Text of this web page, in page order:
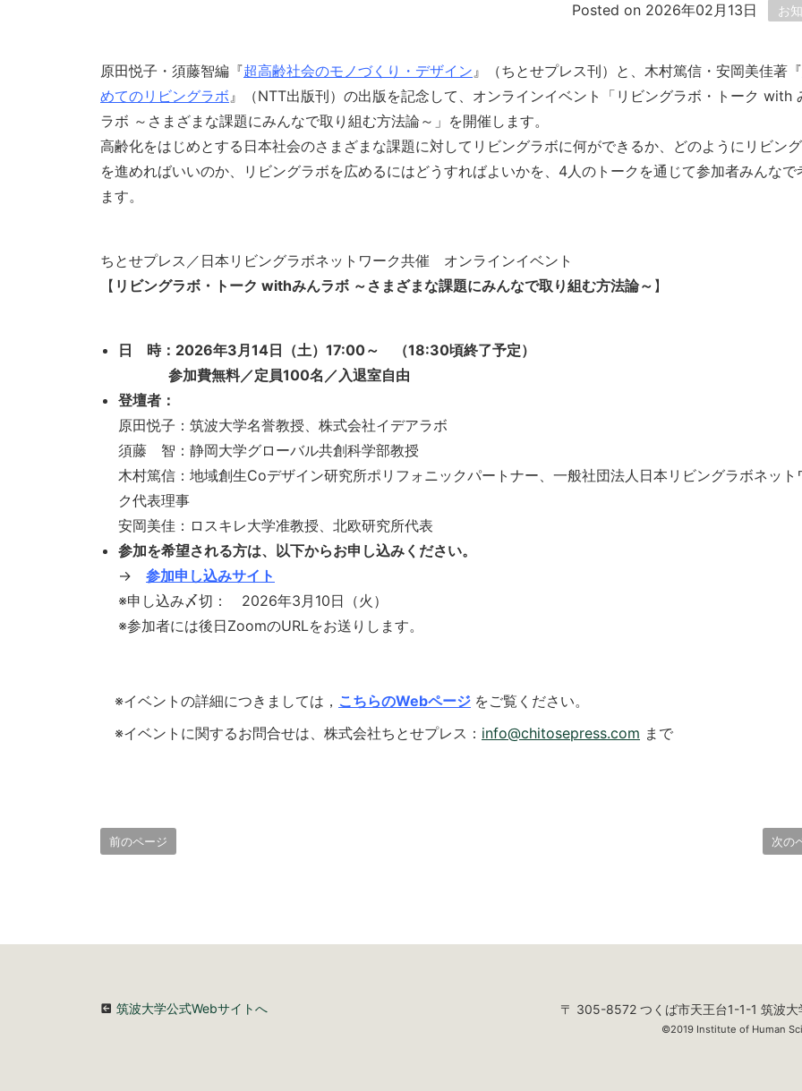
Posted on 2026年02月13日 お
原田悦子・須藤智編『超高齢社会のモノづくり・デザイン』（ちとせプレス刊）と、木村篤信・安岡美佳著『
めてのリビングラボ』（NTT出版刊）の出版を記念して、オンラインイベント「リビングラボ・トーク with
ラボ ～さまざまな課題にみんなで取り組む方法論～」を開催します。
高齢化をはじめとする日本社会のさまざまな課題に対してリビングラボに何ができるか、どのようにリビン
を進めればいいのか、リビングラボを広めるにはどうすればよいかを、4人のトークを通じて参加者みんなで
ます。
ちとせプレス／日本リビングラボネットワーク共催 オンラインイベント
【 リビングラボ・トーク withみんラボ ～さまざまな課題にみんなで取り組む方法論～ 】
日 時：2026年3月14日（土）17:00～ （18:30頃終了予定）
参加費無料／定員100名／入退室自由
登壇者：
原田悦子：筑波大学名誉教授、株式会社イデアラボ
須藤 智：静岡大学グローバル共創科学部教授
木村篤信：地域創生Coデザイン研究所ポリフォニックパートナー、一般社団法人日本リビングラボネット
ク代表理事
安岡美佳：ロスキレ大学准教授、北欧研究所代表
参加を希望される方は、以下からお申し込みください。
→ 参加申し込みサイト
※申し込み〆切： 2026年3月10日（火）
※参加者には後日ZoomのURLをお送りします。
※イベントの詳細につきましては， こちらのWebページ をご覧ください。
※イベントに関するお問合せは、株式会社ちとせプレス： info@chitosepress.com まで
前のページ 次の
筑波大学公式Webサイトへ 〒 305-8572 つくば市天王台1-1-1 筑波
©2019 Institute of Human